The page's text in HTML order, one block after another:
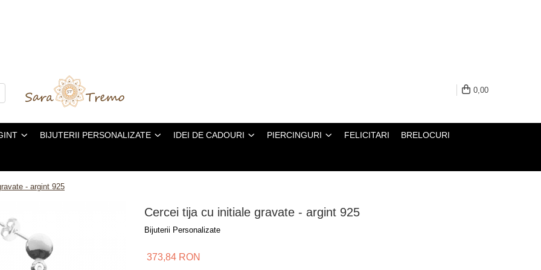
0,00
BIJUTERII PERSONALIZATE IDEI DE CADOURI PIERCINGURI FELICITARI BRELOCURI
- argint 925
Cercei tija cu initiale gravate - argint 925
Bijuterii Personalizate
373,84 RON